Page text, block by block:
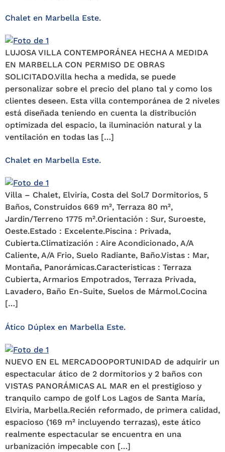
Chalet en Marbella Este.
LUJOSA VILLA CONTEMPORÁNEA HECHA A MEDIDA
EN MARBELLA CON PERMISO DE OBRAS
SOLICITADO.Villa hecha a medida, se puede
personalizar sobre el precio del plano tal y como los
clientes deseen. Esta villa contemporánea de 2 niveles
está diseñada teniendo en cuenta la distribución
optimizada del espacio, la iluminación natural y la
ventilación en todas las […]
Chalet en Marbella Este.
Villa – Chalet, Elviria, Costa del Sol.7 Dormitorios, 5
Baños, Construidos 669 m², Terraza 80 m²,
Jardin/Terreno 1775 m².Orientación : Sur, Suroeste,
Oeste.Estado : Excelente.Piscina : Privada,
Cubierta.Climatización : Aire Acondicionado, A/A
‌Caliente, ‌A/A ‌Frio, ‌Suelo Radiante, ‌Baño.Vistas ‌: ‌Mar,
‌Montaña, ‌Panorámicas.Caracteristicas : ‌Terraza
Cubierta, Armarios Empotrados, ‌Terraza ‌Privada,
Lavadero, ‌Baño ‌En-Suite, ‌Suelos de Mármol.Cocina
[…]
Ático Dúplex en Marbella Este.
NUEVO EN EL MERCADOOPORTUNIDAD de adquirir un
espectacular ático de 2 dormitorios y 2 baños con
VISTAS PANORÁMICAS AL MAR en el prestigioso y
tranquilo campo de golf Los Lagos de Santa María,
Elviria, Marbella.Recién reformado, de primera calidad,
espacioso (169 m² incluyendo terrazas), este ático
realmente espectacular se encuentra en una
urbanización impecable con […]